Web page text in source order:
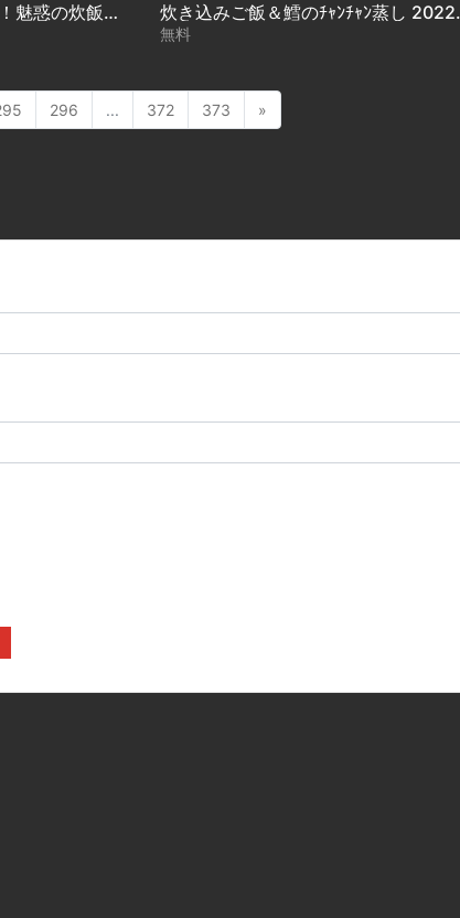
てまぬき女王・すがたなみさんが伝授！魅惑の炊飯器オンリーレシピ 2022.03.24放送 炊き込みご飯＆鱈のﾁｬﾝﾁｬﾝ蒸し
無料
296 ... 372 373 »